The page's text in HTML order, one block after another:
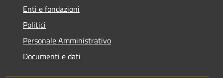
Enti e fondazioni
Politici
Personale Amministrativo
Documenti e dati